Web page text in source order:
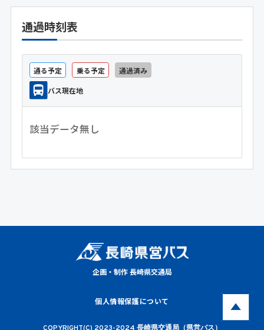
通過時刻表
通る予定 乗る予定 通過済み
バス現在地
該当データ無し
企画・制作 長崎県交通局
個人情報保護について